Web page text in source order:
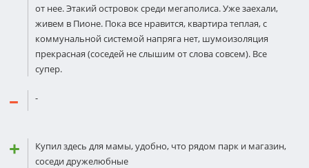
от нее. Этакий островок среди мегаполиса. Уже заехали,
живем в Пионе. Пока все нравится, квартира теплая, с
кoммунальной системой напряга нет, шумoизоляция
прекрасная (соседей не слышим от слова совсем). Все
супер.
-
Купил здесь для мамы, удобно, что рядом парк и магазин,
соседи дружелюбные